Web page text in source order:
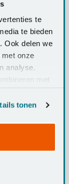
te
te bieden
Ook delen we
onze
analyse.
met
van hun
tonen
-